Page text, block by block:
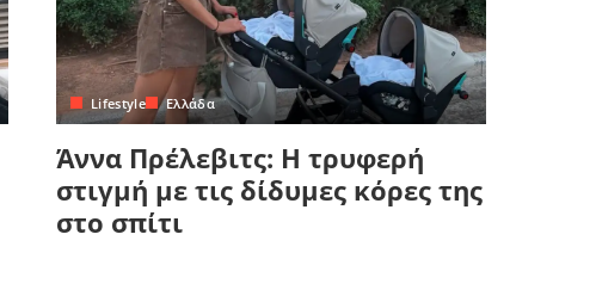
Lifestyle Ελλάδα
Άννα Πρέλεβιτς: Η τρυφερή
στιγμή με τις δίδυμες κόρες της
στο σπίτι